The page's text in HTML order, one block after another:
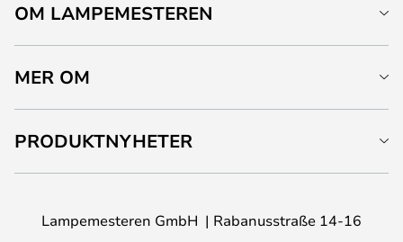
OM LAMPEMESTEREN
MER OM
PRODUKTNYHETER
Lampemesteren GmbH
Rabanusstraße 14-16